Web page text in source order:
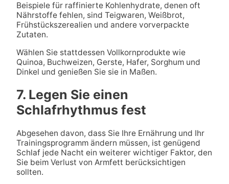
Beispiele für raffinierte Kohlenhydrate, denen oft
Nährstoffe fehlen, sind Teigwaren, Weißbrot,
Frühstückszerealien und andere vorverpackte
Zutaten.
Wählen Sie stattdessen Vollkornprodukte wie
Quinoa, Buchweizen, Gerste, Hafer, Sorghum und
Dinkel und genießen Sie sie in Maßen.
7. Legen Sie einen
Schlafrhythmus fest
Abgesehen davon, dass Sie Ihre Ernährung und Ihr
Trainingsprogramm ändern müssen, ist genügend
Schlaf jede Nacht ein weiterer wichtiger Faktor, den
Sie beim Verlust von Armfett berücksichtigen
sollten.